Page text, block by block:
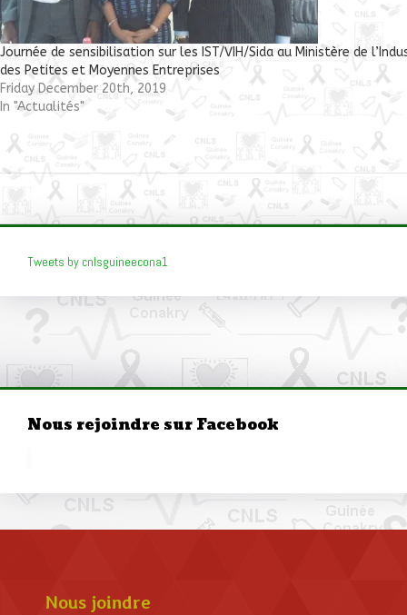
Journée de sensibilisation sur les IST/VIH/Sida au Ministère de
des Petites et Moyennes Entreprises
Friday December 20th, 2019
In "Actualités"
Tweets by cnlsguineecona1
Nous rejoindre sur Facebook
Nous joindre